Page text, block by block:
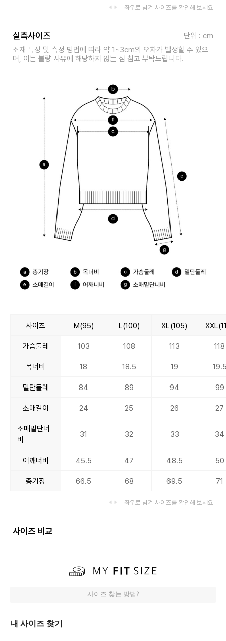
좌우로 넘겨 사이즈를 확인해 보세요
실측사이즈
단위 : cm
소재 특성 및 측정 방법에 따라 약 1~3cm의 오차가 발생할 수 있으
며, 이는 불량 사유에 해당하지 않는 점 참고 부탁드립니다.
사이즈 M(95) L(100) XL(105)
가슴둘레 103 108 113 118
목너비 18 18.5 19
밑단둘레 84 89 94 99
소매길이 24 25 26 27
소매밑단너
비
31 32 33 34
어깨너비 45.5 47 48.5 50
총기장 66.5 68 69.5 71
좌우로 넘겨 사이즈를 확인해 보세요
사이즈 비교